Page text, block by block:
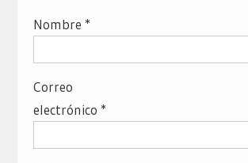
Nombre *
Correo
electrónico *